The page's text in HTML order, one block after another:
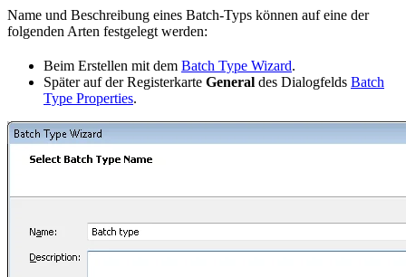
Name und Beschreibung eines Batch-Typs können auf eine der
folgenden Arten festgelegt werden:
Beim Erstellen mit dem Batch Type Wizard.
Später auf der Registerkarte General des Dialogfelds Batch
Type Properties.